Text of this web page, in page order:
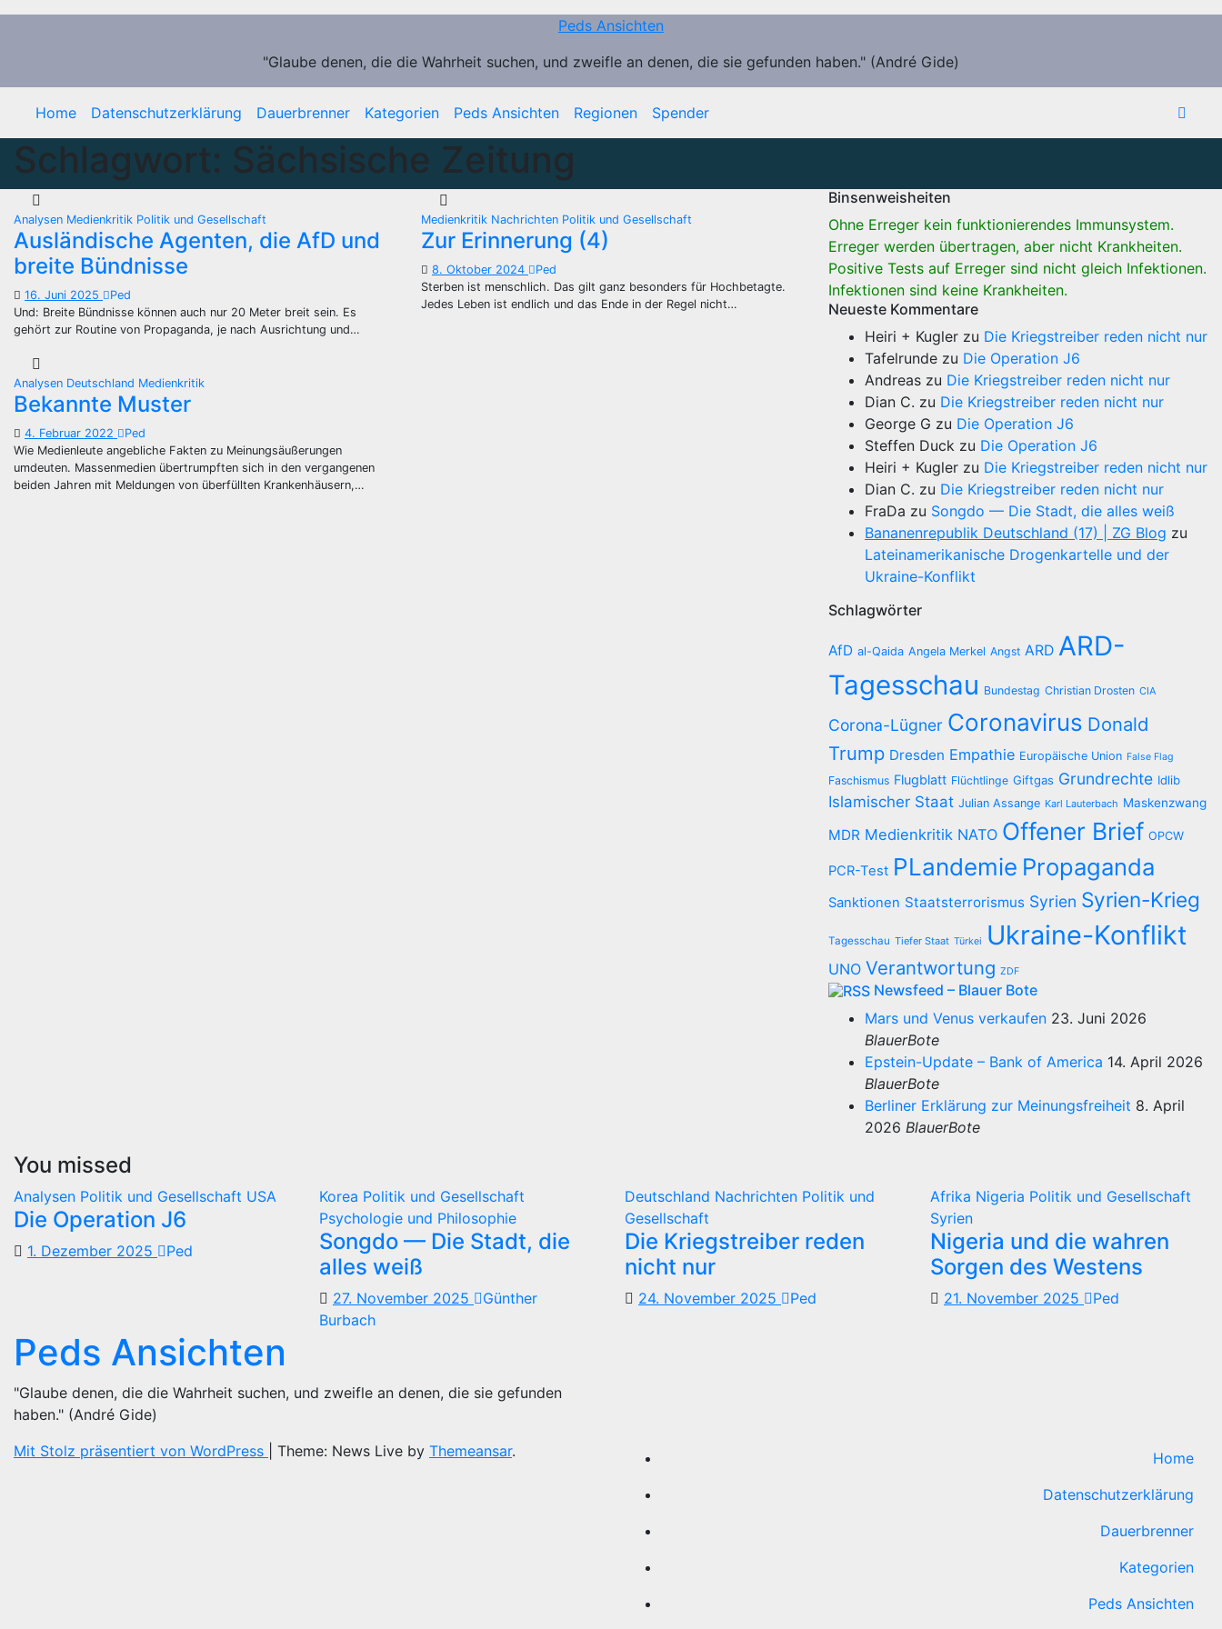
Zum
Peds Ansichten
"Glaube denen, die die Wahrheit suchen, und zweifle an denen, die sie gefunden haben." (André Gide)
Home Datenschutzerklärung Dauerbrenner Kategorien Peds Ansichten Regionen Spender
Schlagwort: Sächsische Zeitung
Analysen Medienkritik Politik und Gesellschaft
Ausländische Agenten, die AfD und
breite Bündnisse
16. Juni 2025
Ped
Und: Breite Bündnisse können auch nur 20 Meter breit sein. Es
gehört zur Routine von Propaganda, je nach Ausrichtung und…
Medienkritik Nachrichten Politik und Gesellschaft
Zur Erinnerung (4)
8. Oktober 2024
Ped
Sterben ist menschlich. Das gilt ganz besonders für Hochbetagte.
Jedes Leben ist endlich und das Ende in der Regel nicht…
Analysen Deutschland Medienkritik
Bekannte Muster
4. Februar 2022
Ped
Wie Medienleute angebliche Fakten zu Meinungsäußerungen
umdeuten. Massenmedien übertrumpften sich in den vergangenen
beiden Jahren mit Meldungen von überfüllten Krankenhäusern,…
Binsenweisheiten
Ohne Erreger kein funktionierendes Immunsystem.
Erreger werden übertragen, aber nicht Krankheiten.
Positive Tests auf Erreger sind nicht gleich Infektionen.
Infektionen sind keine Krankheiten.
Neueste Kommentare
Heiri + Kugler zu Die Kriegstreiber reden nicht nur
Tafelrunde zu Die Operation J6
Andreas zu Die Kriegstreiber reden nicht nur
Dian C. zu Die Kriegstreiber reden nicht nur
George G zu Die Operation J6
Steffen Duck zu Die Operation J6
Heiri + Kugler zu Die Kriegstreiber reden nicht nur
Dian C. zu Die Kriegstreiber reden nicht nur
FraDa zu Songdo — Die Stadt, die alles weiß
Bananenrepublik Deutschland (17) | ZG Blog zu
Lateinamerikanische Drogenkartelle und der
Ukraine-Konflikt
Schlagwörter
AfD al-Qaida Angela Merkel Angst ARD ARD-
Tagesschau Bundestag Christian Drosten CIA
Corona-Lügner Coronavirus Donald
Trump Dresden Empathie Europäische Union False Flag
Faschismus Flugblatt Flüchtlinge Giftgas Grundrechte Idlib
Islamischer Staat Julian Assange Karl Lauterbach Maskenzwang
MDR Medienkritik NATO Offener Brief OPCW
PCR-Test PLandemie Propaganda
Sanktionen Staatsterrorismus Syrien Syrien-Krieg
Tagesschau Tiefer Staat Türkei Ukraine-Konflikt
UNO Verantwortung ZDF
Newsfeed – Blauer Bote
Mars und Venus verkaufen 23. Juni 2026
BlauerBote
Epstein-Update – Bank of America 14. April 2026
BlauerBote
Berliner Erklärung zur Meinungsfreiheit 8. April
2026 BlauerBote
You missed
Analysen Politik und Gesellschaft USA
Die Operation J6
1. Dezember 2025 Ped
Korea Politik und Gesellschaft
Psychologie und Philosophie
Songdo — Die Stadt, die
alles weiß
27. November 2025
Günther
Burbach
Deutschland Nachrichten Politik und
Gesellschaft
Die Kriegstreiber reden
nicht nur
24. November 2025 Ped
Afrika Nigeria Politik und Gesellschaft
Syrien
Nigeria und die wahren
Sorgen des Westens
21. November 2025 Ped
Peds Ansichten
"Glaube denen, die die Wahrheit suchen, und zweifle an denen, die sie gefunden
haben." (André Gide)
Mit Stolz präsentiert von WordPress
Theme: News Live by Themeansar.
Home
Datenschutzerklärung
Dauerbrenner
Kategorien
Peds Ansichten